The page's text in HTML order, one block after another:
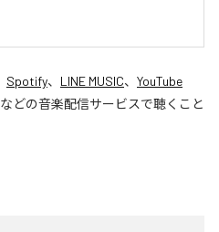
Spotify、 LINE MUSIC、 YouTube
などの音楽配信サービスで聴くこと